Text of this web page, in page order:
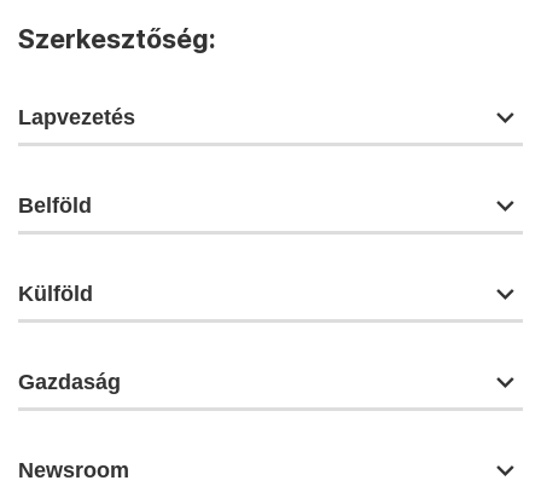
Szerkesztőség:
Lapvezetés
Belföld
Külföld
Gazdaság
Newsroom